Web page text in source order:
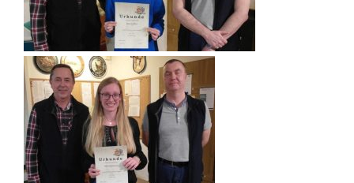
November 2025
Juli 2025
Juni 2025
Mai 2025
April 2025
März 2025
Februar 2025
Januar 2025